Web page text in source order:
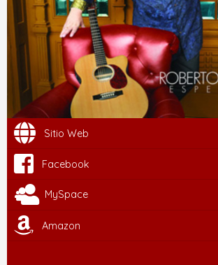
Sitio Web
Facebook
MySpace
Amazon